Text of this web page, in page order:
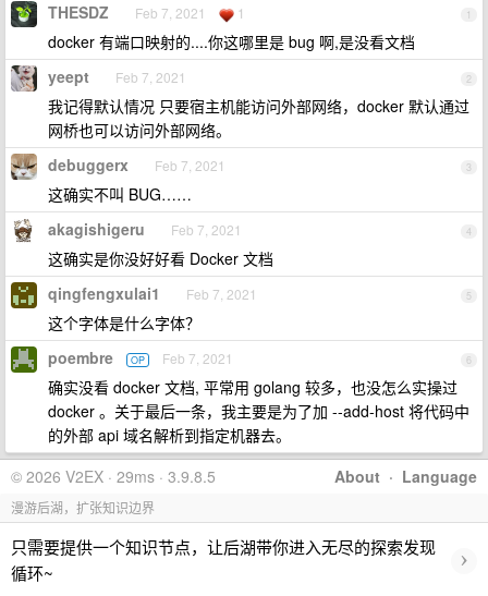
1
THESDZ Feb 7, 2021 1
docker 有端口映射的....你这哪里是 bug 啊,是没看文档
2
yeept Feb 7, 2021
我记得默认情况 只要宿主机能访问外部网络，docker 默认通过
网桥也可以访问外部网络。
3
debuggerx Feb 7, 2021
这确实不叫 BUG……
4
akagishigeru Feb 7, 2021
这确实是你没好好看 Docker 文档
5
qingfengxulai1 Feb 7, 2021
这个字体是什么字体？
6
poembre OP Feb 7, 2021
确实没看 docker 文档, 平常用 golang 较多，也没怎么实操过
docker 。关于最后一条，我主要是为了加 --add-host 将代码中
的外部 api 域名解析到指定机器去。
About · Language
© 2026 V2EX · 29ms · 3.9.8.5
漫游后湖，扩张知识边界
只需要提供一个知识节点，让后湖带你进入无尽的探索发现
循环~
›